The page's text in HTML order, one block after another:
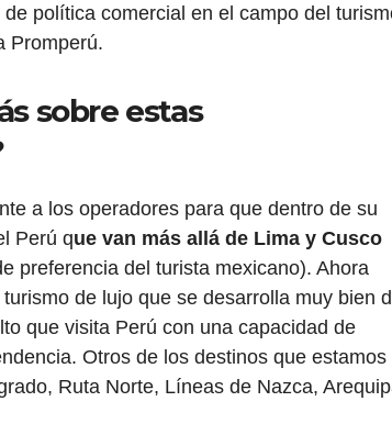
política comercial en el campo del
Promperú.
sobre estas
a los operadores para que dentro de su
Perú que van más allá de Lima y Cusco
preferencia del turista mexicano). Ahora
de lujo que se desarrolla muy bien
que visita Perú con una capacidad de
Otros de los destinos que estamos
Ruta Norte, Líneas de Nazca,